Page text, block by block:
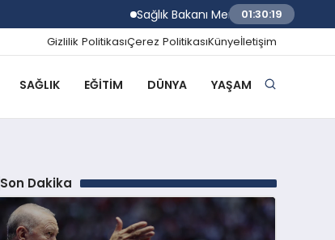
Sağlık Bakanı Memişoğlu Trabzon Şehir
01:30:20
Gizlilik PolitikasıÇerez PolitikasıKünyeİletişim
SAĞLIK EĞITIM DÜNYA YAŞAM
Son Dakika